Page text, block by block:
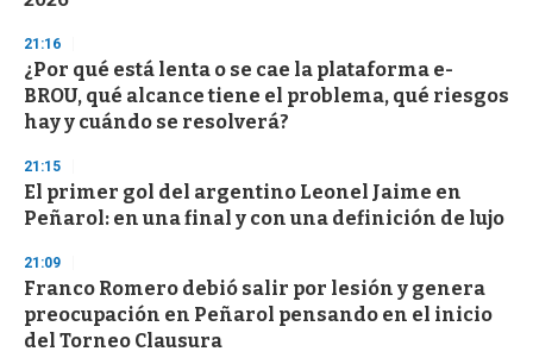
d
21:16
¿Por qué está lenta o se cae la plataforma e-
BROU, qué alcance tiene el problema, qué riesgos
hay y cuándo se resolverá?
21:15
El primer gol del argentino Leonel Jaime en
Peñarol: en una final y con una definición de lujo
21:09
Franco Romero debió salir por lesión y genera
preocupación en Peñarol pensando en el inicio
del Torneo Clausura